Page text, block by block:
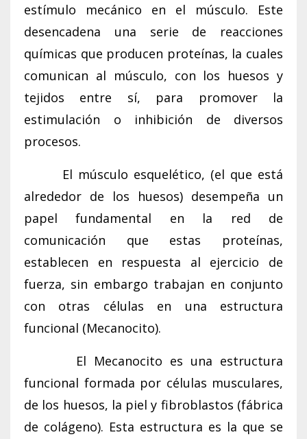
estímulo mecánico en el músculo. Este
desencadena una serie de reacciones
químicas que producen proteínas, la cuales
comunican al músculo, con los huesos y
tejidos entre sí, para promover la
estimulación o inhibición de diversos
procesos.
El músculo esquelético, (el que está
alrededor de los huesos) desempeña un
papel fundamental en la red de
comunicación que estas proteínas,
establecen en respuesta al ejercicio de
fuerza, sin embargo trabajan en conjunto
con otras células en una estructura
funcional (Mecanocito).
El Mecanocito es una estructura
funcional formada por células musculares,
de los huesos, la piel y fibroblastos (fábrica
de colágeno). Esta estructura es la que se